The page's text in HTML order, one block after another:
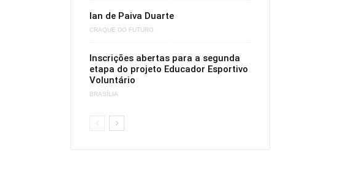
Ian de Paiva Duarte
CRAQUE DO FUTURO
Inscrições abertas para a segunda
etapa do projeto Educador Esportivo
Voluntário
BRASÍLIA